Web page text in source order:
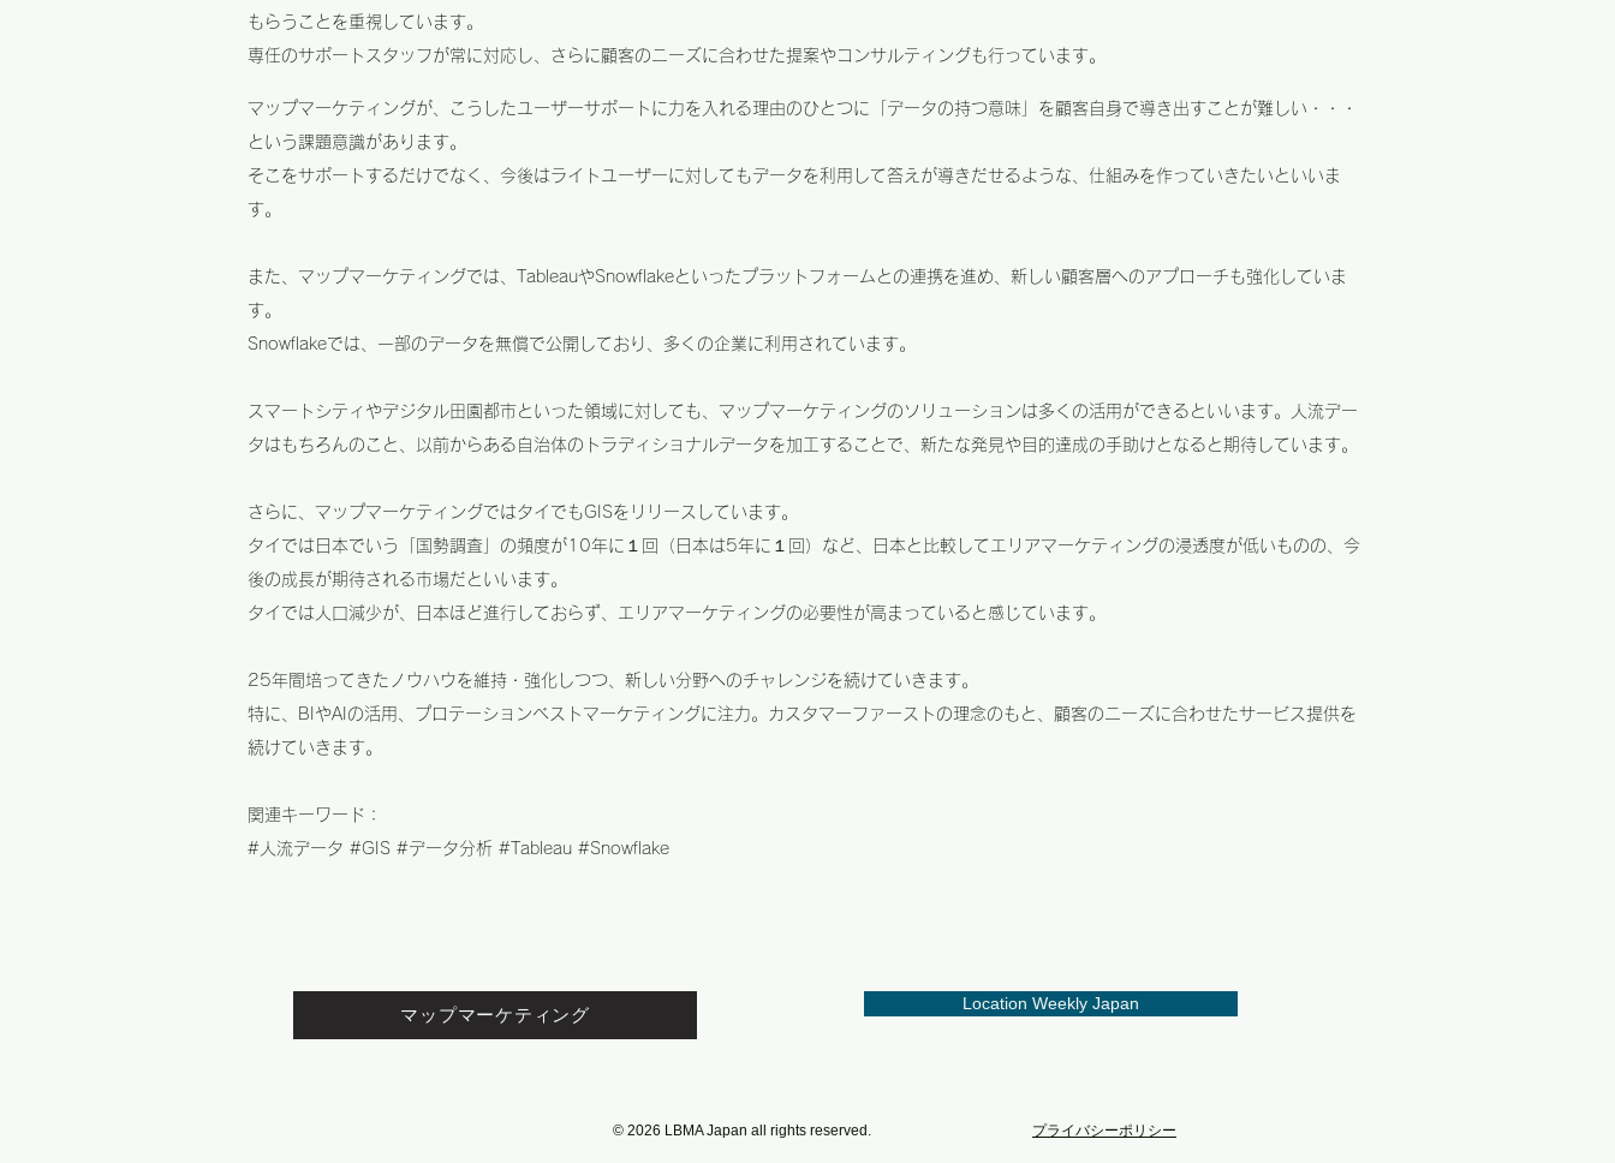
もらうことを重視しています。
専任のサポートスタッフが常に対応し、さらに顧客のニーズに合わせた提案やコンサルティングも行っています。
マップマーケティングが、こうしたユーザーサポートに力を入れる理由のひとつに「データの持つ意味」を顧客自身で導き出すことが難しい・・・
という課題意識があります。
そこをサポートするだけでなく、今後はライトユーザーに対してもデータを利用して答えが導きだせるような、仕組みを作っていきたいといいま
す。
また、マップマーケティングでは、TableauやSnowflakeといったプラットフォームとの連携を進め、新しい顧客層へのアプローチも強化していま
す。
Snowflakeでは、一部のデータを無償で公開しており、多くの企業に利用されています。
スマートシティやデジタル田園都市といった領域に対しても、マップマーケティングのソリューションは多くの活用ができるといいます。人流デー
タはもちろんのこと、以前からある自治体のトラディショナルデータを加工することで、新たな発見や目的達成の手助けとなると期待しています。
さらに、マップマーケティングではタイでもGISをリリースしています。
タイでは日本でいう「国勢調査」の頻度が10年に１回（日本は5年に１回）など、日本と比較してエリアマーケティングの浸透度が低いものの、今
後の成長が期待される市場だといいます。
タイでは人口減少が、日本ほど進行しておらず、エリアマーケティングの必要性が高まっていると感じています。
25年間培ってきたノウハウを維持・強化しつつ、新しい分野へのチャレンジを続けていきます。
特に、BIやAIの活用、プロテーションベストマーケティングに注力。カスタマーファーストの理念のもと、顧客のニーズに合わせたサービス提供を
続けていきます。
関連キーワード：
#人流データ #GIS #データ分析 #Tableau #Snowflake
マップマーケティング Location Weekly Japan
© 2026 LBMA Japan all rights reserved. プライバシーポリシー